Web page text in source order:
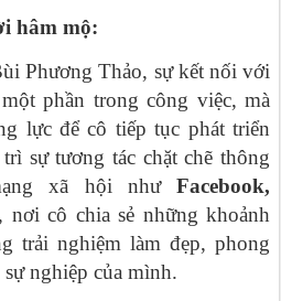
hâm mộ:
Phương Thảo, sự kết nối với
phần trong công việc, mà
lực để cô tiếp tục phát triển
sự tương tác chặt chẽ thông
xã hội như Facebook,
, nơi cô chia sẻ những khoảnh
trải nghiệm làm đẹp, phong
nghiệp của mình.